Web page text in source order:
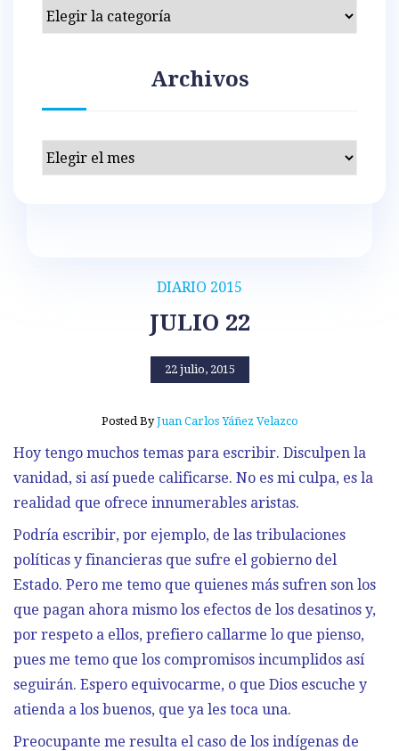
DIARIO 2015
JULIO 22
22 julio, 2015
Posted ByJuan Carlos Yáñez Velazco
Hoy tengo muchos temas para escribir. Disculpen la
vanidad, si así puede calificarse. No es mi culpa, es la
realidad que ofrece innumerables aristas.
Podría escribir, por ejemplo, de las tribulaciones
políticas y financieras que sufre el gobierno del
Estado. Pero me temo que quienes más sufren son los
que pagan ahora mismo los efectos de los desatinos y,
por respeto a ellos, prefiero callarme lo que pienso,
pues me temo que los compromisos incumplidos así
seguirán. Espero equivocarme, o que Dios escuche y
atienda a los buenos, que ya les toca una.
Preocupante me resulta el caso de los indígenas de
Categorías
Archivos
Archivos